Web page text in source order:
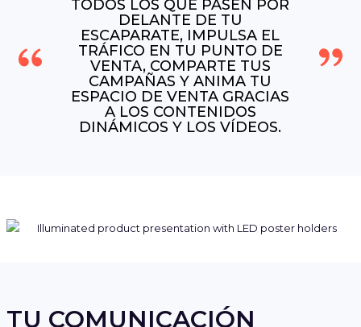
TODOS LOS QUE PASEN POR
DELANTE DE TU
ESCAPARATE, IMPULSA EL
TRÁFICO EN TU PUNTO DE
VENTA, COMPARTE TUS
CAMPAÑAS Y ANIMA TU
ESPACIO DE VENTA GRACIAS
A LOS CONTENIDOS
DINÁMICOS Y LOS VÍDEOS.
TU COMUNICACIÓN